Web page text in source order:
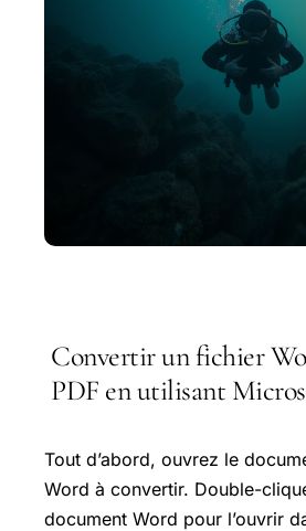
Convertir un fichier
PDF en utilisant
Tout d’abord, ouvrez le
Word à convertir. Double-
document Word pour l’ouvrir